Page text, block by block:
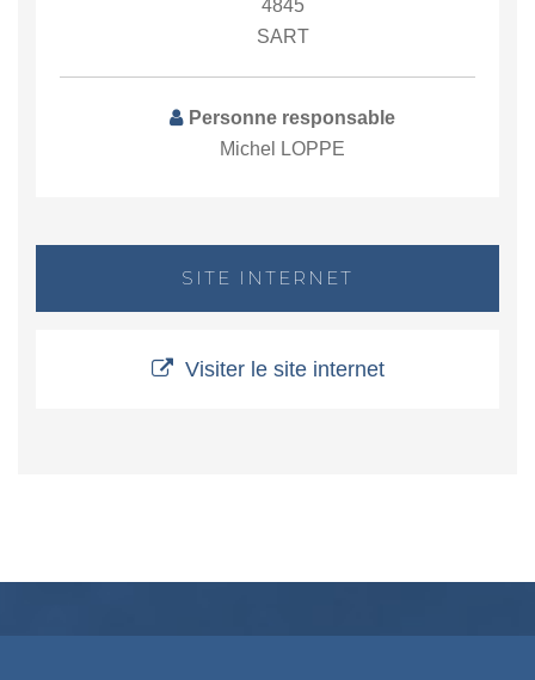
4845
SART
Personne responsable
Michel LOPPE
SITE INTERNET
Visiter le site internet